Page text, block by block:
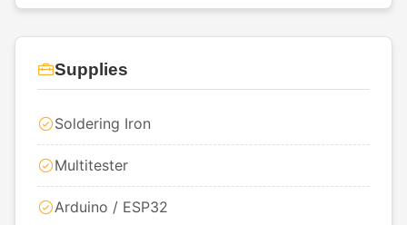
Supplies
Soldering Iron
Multitester
Arduino / ESP32